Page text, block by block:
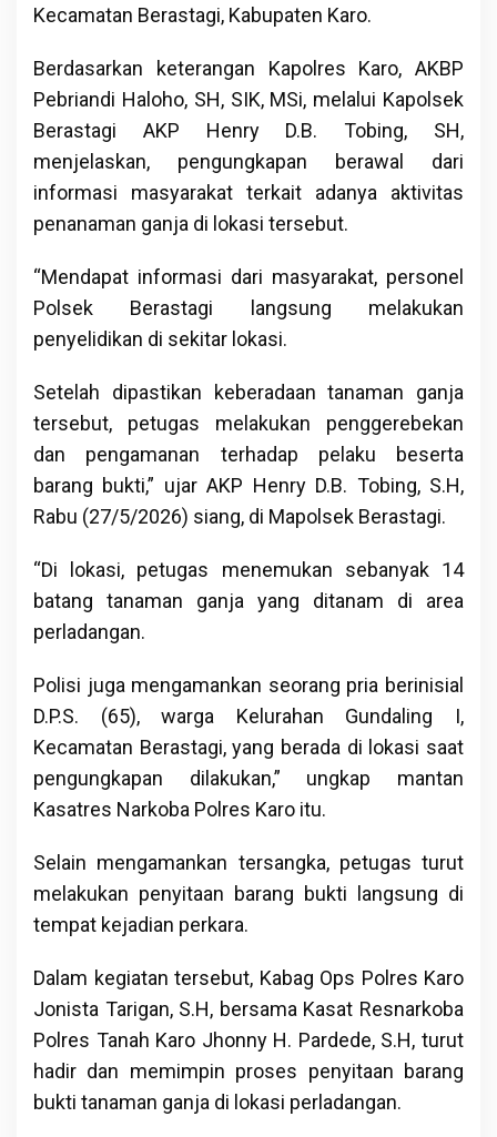
Kecamatan Berastagi, Kabupaten Karo.
Berdasarkan keterangan Kapolres Karo, AKBP
Pebriandi Haloho, SH, SIK, MSi, melalui Kapolsek
Berastagi AKP Henry D.B. Tobing, SH,
menjelaskan, pengungkapan berawal dari
informasi masyarakat terkait adanya aktivitas
penanaman ganja di lokasi tersebut.
“Mendapat informasi dari masyarakat, personel
Polsek Berastagi langsung melakukan
penyelidikan di sekitar lokasi.
Setelah dipastikan keberadaan tanaman ganja
tersebut, petugas melakukan penggerebekan
dan pengamanan terhadap pelaku beserta
barang bukti,” ujar AKP Henry D.B. Tobing, S.H,
Rabu (27/5/2026) siang, di Mapolsek Berastagi.
“Di lokasi, petugas menemukan sebanyak 14
batang tanaman ganja yang ditanam di area
perladangan.
Polisi juga mengamankan seorang pria berinisial
D.P.S. (65), warga Kelurahan Gundaling I,
Kecamatan Berastagi, yang berada di lokasi saat
pengungkapan dilakukan,” ungkap mantan
Kasatres Narkoba Polres Karo itu.
Selain mengamankan tersangka, petugas turut
melakukan penyitaan barang bukti langsung di
tempat kejadian perkara.
Dalam kegiatan tersebut, Kabag Ops Polres Karo
Jonista Tarigan, S.H, bersama Kasat Resnarkoba
Polres Tanah Karo Jhonny H. Pardede, S.H, turut
hadir dan memimpin proses penyitaan barang
bukti tanaman ganja di lokasi perladangan.